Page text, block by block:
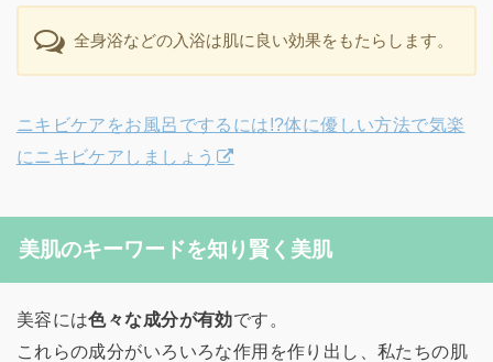
全身浴などの入浴は肌に良い効果をもたらします。
ニキビケアをお風呂でするには!?体に優しい方法で気楽
にニキビケアしましょう
美肌のキーワードを知り賢く美肌
美容には色々な成分が有効です。
これらの成分がいろいろな作用を作り出し、私たちの肌